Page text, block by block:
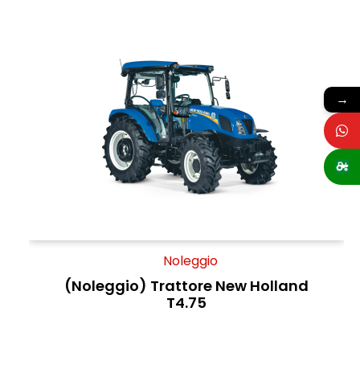
Noleggio
(Noleggio) Trattore New Holland
T4.75
→